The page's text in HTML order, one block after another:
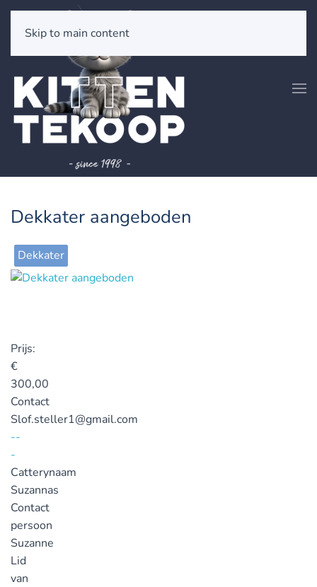
Skip to main content
Dekkater aangeboden
Dekkater
Prijs:
€
300,00
Contact
Slof.steller1@gmail.com
--
-
Catterynaam
Suzannas
Contact
persoon
Suzanne
Lid
van